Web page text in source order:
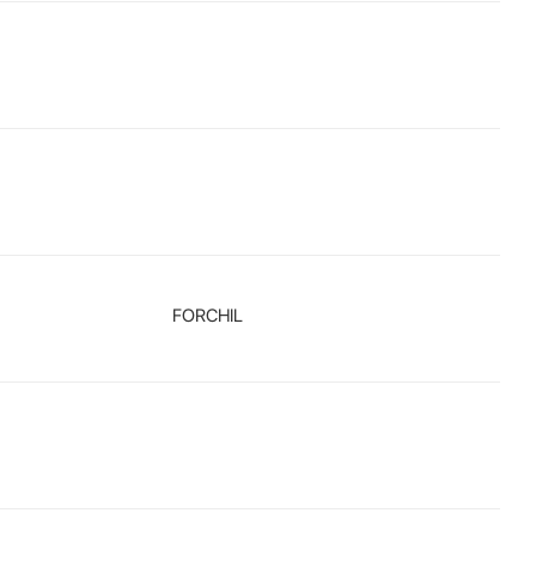
FORCHIL